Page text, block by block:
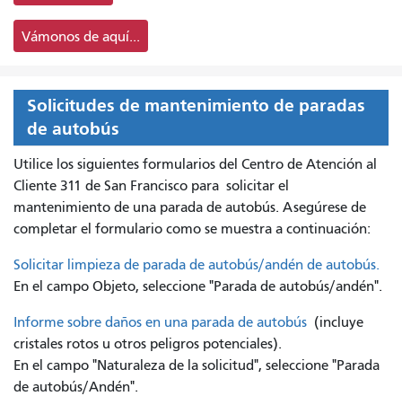
Vámonos de aquí...
Solicitudes de mantenimiento de paradas
de autobús
Utilice los siguientes formularios del Centro de Atención al
Cliente 311 de San Francisco para solicitar el
mantenimiento de una parada de autobús. Asegúrese de
completar el formulario como se muestra a continuación:
Solicitar limpieza de parada de autobús/andén de autobús.
En el campo Objeto, seleccione "Parada de autobús/andén".
Informe sobre daños en una parada de autobús (incluye
cristales rotos u otros peligros potenciales).
En el campo "Naturaleza de la solicitud", seleccione "Parada
de autobús/Andén".